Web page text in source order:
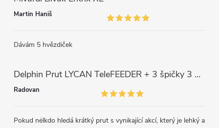
Martin Haniš
Dávám 5 hvězdiček
Delphin Prut LYCAN TeleFEEDER + 3 špičky 3 m, 80 g
Radovan
Pokud nėlkdo hledá krátký prut s vynikající akcí, který je lehký a